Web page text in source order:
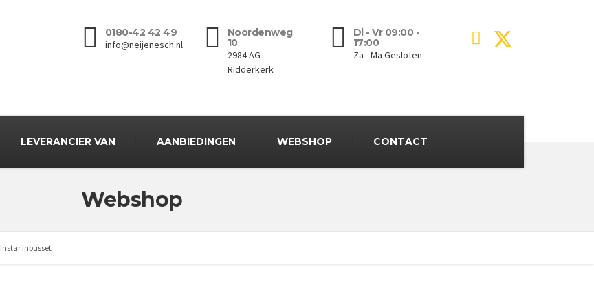
0180-42 42 49
info@neijenesch.nl
Noordenweg
10
2984 AG
Ridderkerk
Di - Vr 09:00 -
17:00
Za - Ma Gesloten
LEVERANCIER VAN AANBIEDINGEN WEBSHOP CONTACT
Webshop
Instar Inbusset